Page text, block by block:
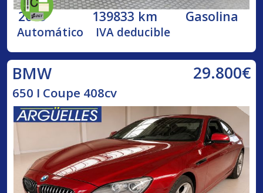
2019 139833 km Gasolina
Automático IVA deducible
BMW 29.800€
650 I Coupe 408cv